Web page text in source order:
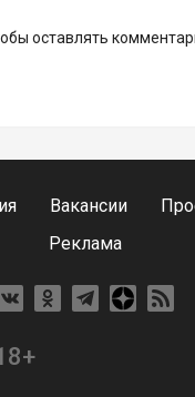
оставлять
Вакансии
Реклама